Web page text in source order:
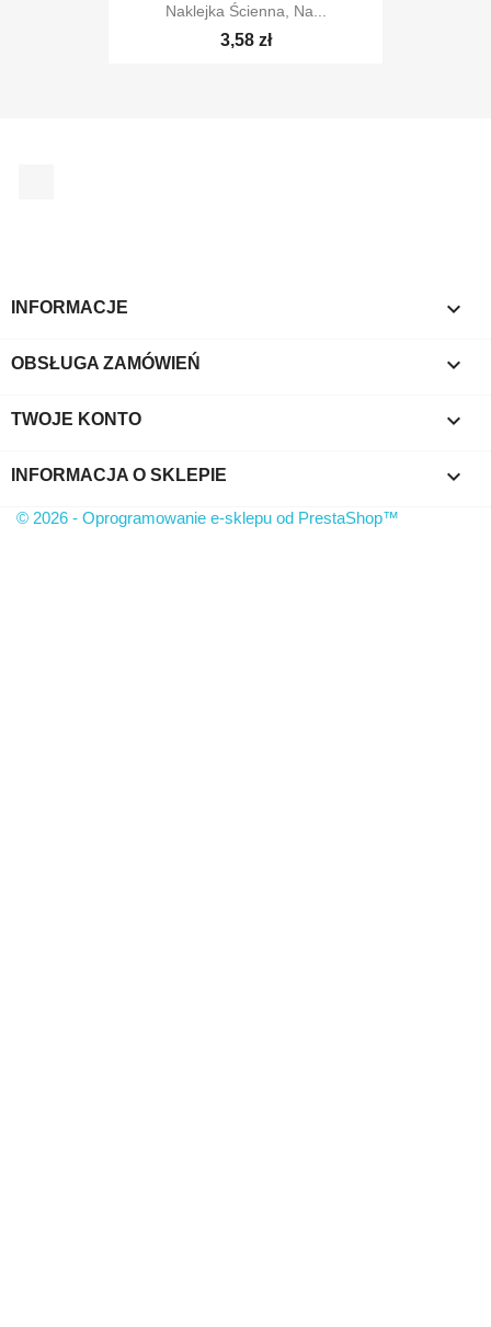
Naklejka Ścienna, Na...
3,58 zł
INFORMACJE 
OBSŁUGA ZAMÓWIEŃ 
TWOJE KONTO 
INFORMACJA O SKLEPIE keyboard_arrow_down
© 2026 - Oprogramowanie e-sklepu od PrestaShop™